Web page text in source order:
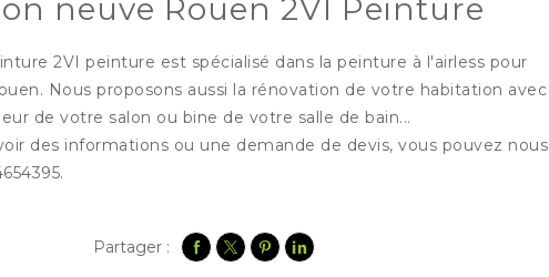
neuve Rouen 2VI Peinture
2VI peinture est spécialisé dans la peinture à l'airless pour
Nous proposons aussi la rénovation de votre habitation avec
de votre salon ou bine de votre salle de bain...
des informations ou une demande de devis, vous pouvez nous
Partager :